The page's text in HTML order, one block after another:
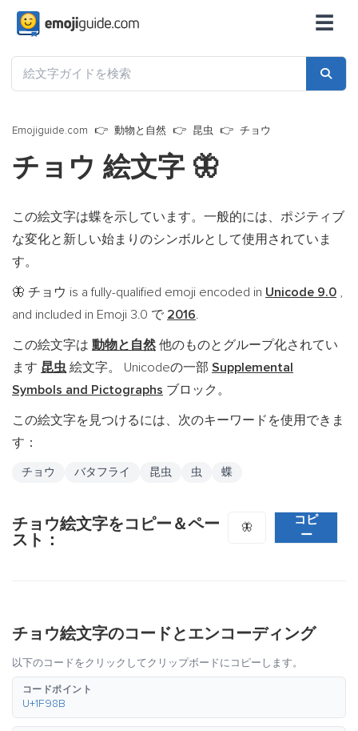
☰
Emojiguide.com 動物と自然 昆虫 チョウ
チョウ 絵文字 🦋
この絵文字は蝶を示しています。一般的には、ポジティブ
な変化と新しい始まりのシンボルとして使用されていま
す。
🦋 チョウ is a fully-qualified emoji encoded in Unicode 9.0 ,
and included in Emoji 3.0 で 2016.
この絵文字は 動物と自然 他のものとグループ化されてい
ます 昆虫 絵文字。 Unicodeの一部 Supplemental
Symbols and Pictographs ブロック。
この絵文字を見つけるには、次のキーワードを使用できま
す：
チョウ バタフライ 昆虫 虫 蝶
チョウ絵文字をコピー＆ペー
スト：
🦋
コピ
ー
チョウ絵文字のコードとエンコーディング
以下のコードをクリックしてクリップボードにコピーします。
コードポイント
U+1F98B